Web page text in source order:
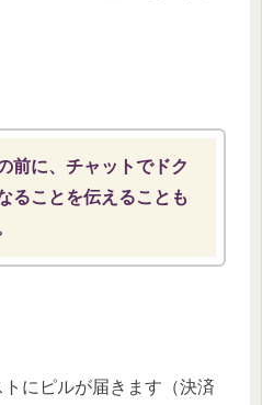
前に、チャットでドク
ることを伝えることも
にピルが届きます（決済